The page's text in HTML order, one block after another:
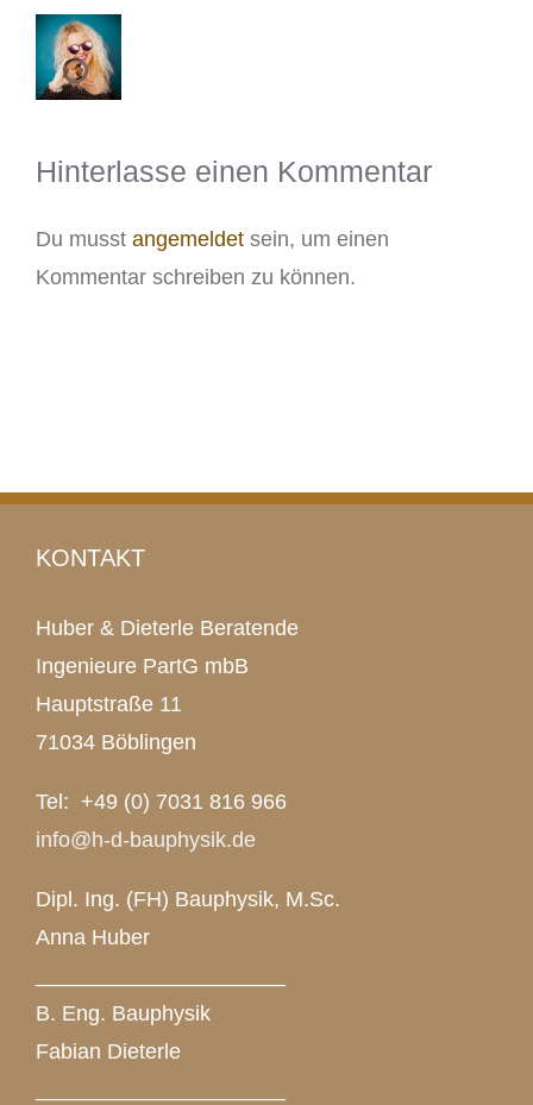
Hinterlasse einen Kommentar
Du musst angemeldet sein, um einen
Kommentar schreiben zu können.
KONTAKT
Huber & Dieterle Beratende
Ingenieure PartG mbB
Hauptstraße 11
71034 Böblingen
Tel: +49 (0) 7031 816 966
info@h-d-bauphysik.de
Dipl. Ing. (FH) Bauphysik, M.Sc.
Anna Huber
B. Eng. Bauphysik
Fabian Dieterle